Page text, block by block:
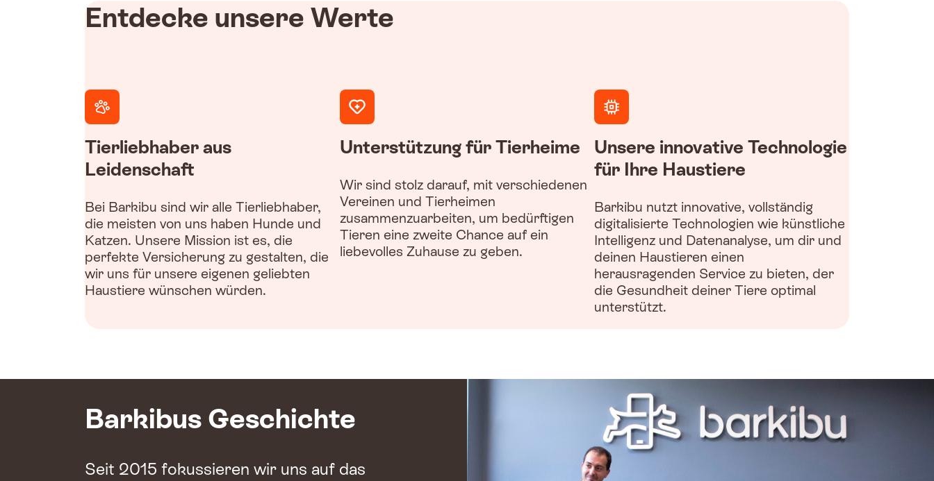
Entdecke unsere Werte
Tierliebhaber aus
Leidenschaft
Bei Barkibu sind wir alle Tierliebhaber,
die meisten von uns haben Hunde und
Katzen. Unsere Mission ist es, die
perfekte Versicherung zu gestalten, die
wir uns für unsere eigenen geliebten
Haustiere wünschen würden.
Unterstützung für Tierheime
Wir sind stolz darauf, mit verschiedenen
Vereinen und Tierheimen
zusammenzuarbeiten, um bedürftigen
Tieren eine zweite Chance auf ein
liebevolles Zuhause zu geben.
Unsere innovative Technologie
für Ihre Haustiere
Barkibu nutzt innovative, vollständig
digitalisierte Technologien wie künstliche
Intelligenz und Datenanalyse, um dir und
deinen Haustieren einen
herausragenden Service zu bieten, der
die Gesundheit deiner Tiere optimal
unterstützt.
Barkibus Geschichte
Seit 2015 fokussieren wir uns auf das